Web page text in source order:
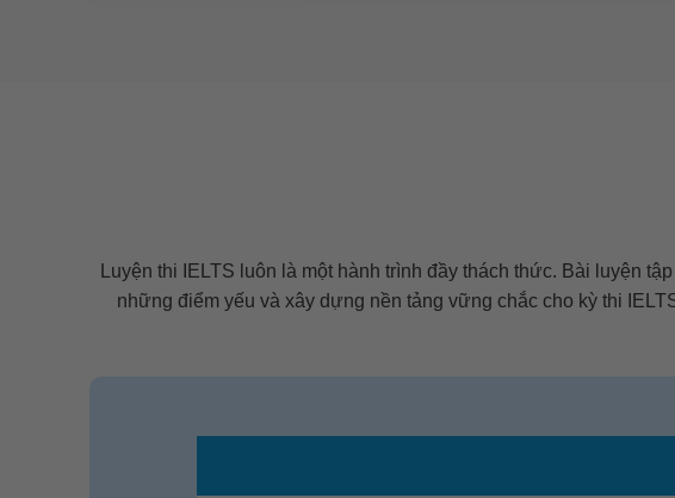
Luyện thi IELTS luôn là một hành trình đầy thách thức. Bài luyện tập
những điểm yếu và xây dựng nền tảng vững chắc cho kỳ thi